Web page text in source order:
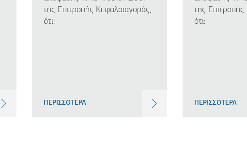
της Επιτροπής Κεφαλαιαγοράς,
ότι:
ΠΕΡΙΣΣΟΤΕΡΑ
της
ότι:
ΠΕΡΙΣΣΟΤΕΡΑ